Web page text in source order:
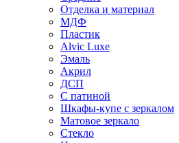
Отделка и материал
МДФ
Пластик
Alvic Luxe
Эмаль
Акрил
ДСП
С патиной
Шкафы-купе с зеркалом
Матовое зеркало
Стекло